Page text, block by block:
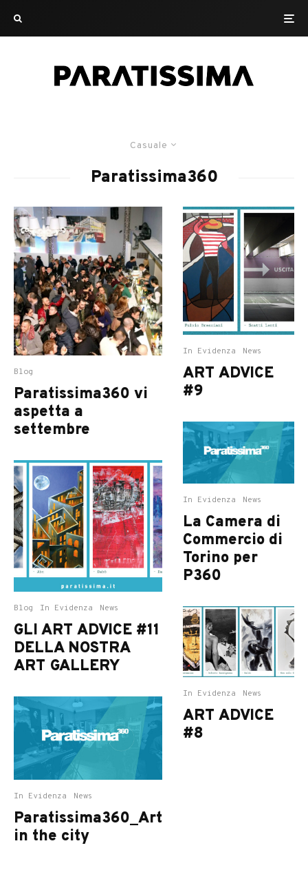
Casuale
Paratissima360
Blog
Paratissima360 vi
aspetta a
settembre
Blog In Evidenza News
GLI ART ADVICE #11
DELLA NOSTRA
ART GALLERY
In Evidenza News
Paratissima360_Art
in the city
In Evidenza News
ART ADVICE
#9
In Evidenza News
La Camera di
Commercio di
Torino per
P360
In Evidenza News
ART ADVICE
#8